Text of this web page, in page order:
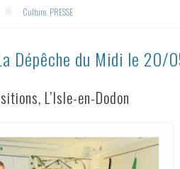
Culture PRESSE
Dépêche du Midi le 20/
L’Isle-en-Dodon